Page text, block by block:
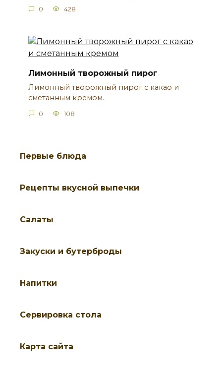
0 428
Лимонный творожный пирог
Лимонный творожный пирог с какао и
сметанным кремом.
0 108
Первые блюда
Рецепты вкусной выпечки
Салаты
Закуски и бутерброды
Напитки
Cервировка стола
Карта сайта